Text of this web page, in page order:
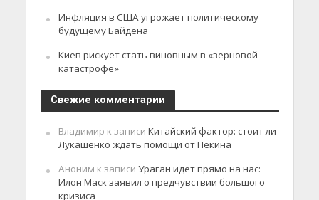
Инфляция в США угрожает политическому
будущему Байдена
Киев рискует стать виновным в «зерновой
катастрофе»
Свежие комментарии
Владимир к записи Китайский фактор: стоит ли
Лукашенко ждать помощи от Пекина
Аноним к записи Ураган идет прямо на нас:
Илон Маск заявил о предчувствии большого
кризиса